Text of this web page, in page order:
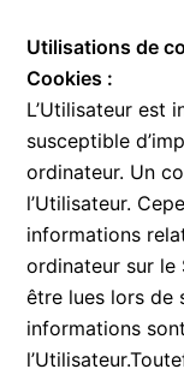
Utilisations de
Cookies :
L’Utilisateur est
susceptible
ordinateur. Un
l’Utilisateur.
informations
ordinateur sur
être lues lors de
informations